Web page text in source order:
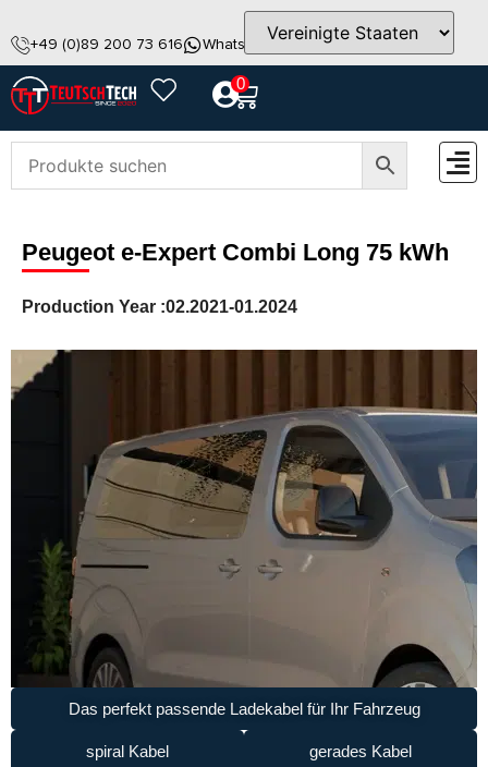
+49 (0)89 200 73 616 WhatsApp info@teutschtech.com
0
Peugeot e-Expert Combi Long 75 kWh
Production Year :02.2021-01.2024
Das perfekt passende Ladekabel für Ihr Fahrzeug
spiral Kabel gerades Kabel